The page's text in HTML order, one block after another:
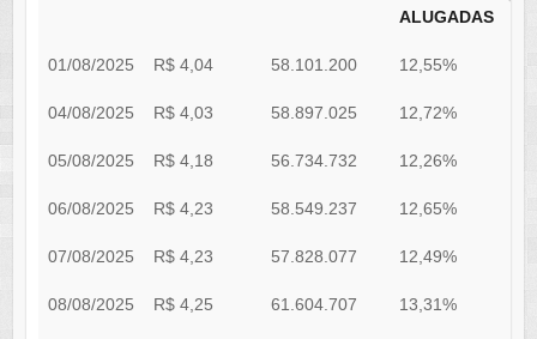
ALUGADAS
01/08/2025 R$ 4,04 58.101.200 12,55%
04/08/2025 R$ 4,03 58.897.025 12,72%
05/08/2025 R$ 4,18 56.734.732 12,26%
06/08/2025 R$ 4,23 58.549.237 12,65%
07/08/2025 R$ 4,23 57.828.077 12,49%
08/08/2025 R$ 4,25 61.604.707 13,31%